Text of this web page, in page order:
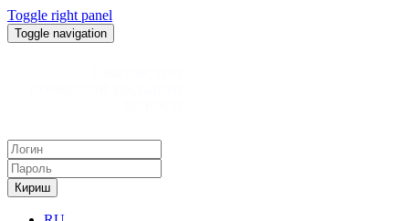
Toggle right panel
Toggle navigation
Кириш